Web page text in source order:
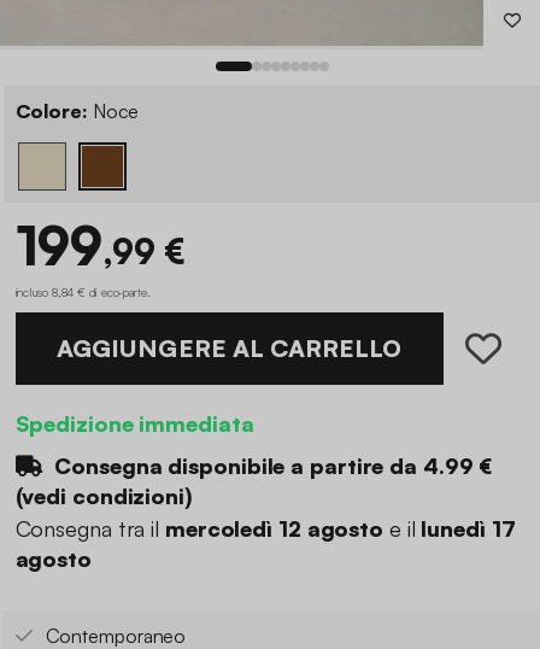
Colore: Noce
199,99 €
incluso 8,84 € di eco-parte.
AGGIUNGERE AL CARRELLO
Spedizione immediata
Consegna disponibile a partire da 4.99 €
(vedi condizioni)
Consegna tra il mercoledì 12 agosto e il lunedì 17
agosto
Contemporaneo